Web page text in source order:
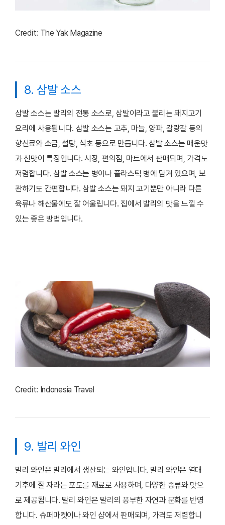
Credit: The Yak Magazine
8. 삼발 소스
삼발 소스는 발리의 전통 소스로, 삼발이라고 불리는 돼지고기
요리에 사용됩니다. 삼발 소스는 고추, 마늘, 양파, 갈랑갈 등의
향신료와 소금, 설탕, 식초 등으로 만듭니다. 삼발 소스는 매운맛
과 신맛이 특징입니다. 시장, 편의점, 마트에서 판매되며, 가격도
저렴합니다. 삼발 소스는 병이나 플라스틱 병에 담겨 있으며, 보
관하기도 간편합니다. 삼발 소스는 돼지 고기뿐만 아니라 다른
육류나 해산물에도 잘 어울립니다. 집에서 발리의 맛을 느낄 수
있는 좋은 방법입니다.
Credit: Indonesia Travel
9. 발리 와인
발리 와인은 발리에서 생산되는 와인입니다. 발리 와인은 열대
기후에 잘 자라는 포도를 재료로 사용하며, 다양한 종류와 맛으
로 제공됩니다. 발리 와인은 발리의 풍부한 자연과 문화를 반영
합니다. 슈퍼마켓이나 와인 샵에서 판매되며, 가격도 저렴합니